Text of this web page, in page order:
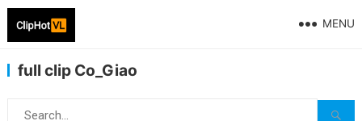
MENU
full clip Co_Giao